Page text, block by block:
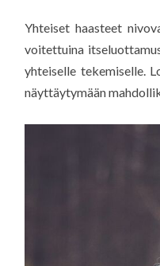
Yhteiset haasteet
voitettuina
yhteiselle tekemiselle.
näyttäytymään